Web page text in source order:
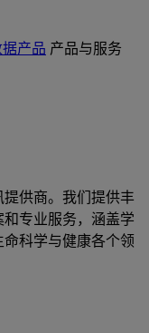
产品 产品与服务
供商。我们提供丰
专业服务，涵盖学
科学与健康各个领